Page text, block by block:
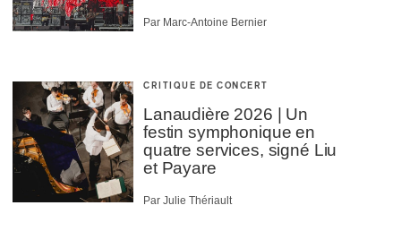
Par Marc-Antoine Bernier
CRITIQUE DE CONCERT
Lanaudière 2026 | Un
festin symphonique en
quatre services, signé Liu
et Payare
Par Julie Thériault